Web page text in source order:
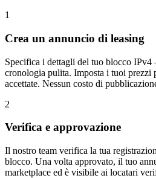
1
Crea un annuncio di leasing
Specifica i dettagli del tuo blocco
cronologia pulita. Imposta i tuoi prezzi
accettate. Nessun costo di
2
Verifica e approvazione
Il nostro team verifica la tua
blocco. Una volta approvato, il tuo
marketplace ed è visibile ai locatari